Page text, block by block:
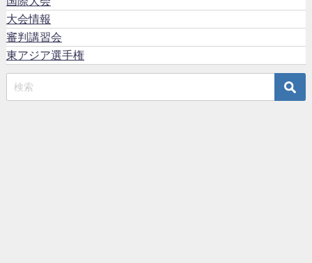
大会情報
審判講習会
東アジア選手権